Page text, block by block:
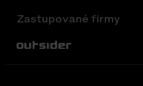
Zastupované firmy
Out-Sider